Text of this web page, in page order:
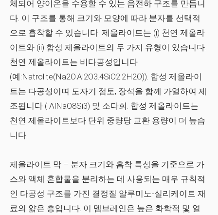
체되어 양이온을 수용할 수 있는 음전하 구조를 만듭니
다. 이 구조를 통해 크기와 모양에 따라 분자를 선택적
으로 흡착할 수 있습니다. 제올라이트는 (i) 천연 제올라
이트와 (ii) 합성 제올라이트의 두 가지 유형이 있습니다.
천연 제올라이트는 비다공성입니다
(예:Natrolite(Na2O.Al2O3.4SiO2.2H2O)). 합성 제올라이
트는 다공성이며 도자기 점토, 장석을 함께 가열하여 제
조됩니다 ( AlNaO8Si3) 및 소다회. 합성 제올라이트는
천연 제올라이트보다 단위 중량당 교환 용량이 더 높습
니다.
제올라이트 막 – 분자 크기와 흡착 특성을 기준으로 가
스와 액체 혼합물을 분리하는 데 사용되는 매우 규칙적
인 다공성 구조를 가진 결정질 알루미노-실리케이트 재
료의 얇은 층입니다. 이 멤브레인은 높은 화학적 및 열